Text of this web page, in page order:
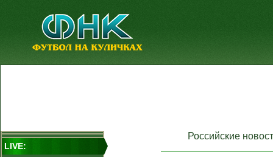
LIVE:
Российские